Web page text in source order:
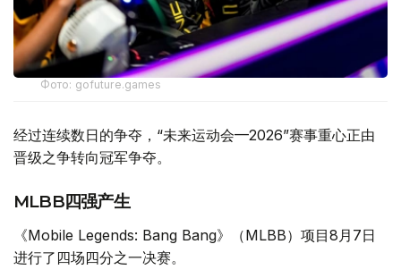
Фото: gofuture.games
经过连续数日的争夺，“未来运动会—2026”赛事重心正由
晋级之争转向冠军争夺。
MLBB四强产生
《Mobile Legends: Bang Bang》（MLBB）项目8月7日
进行了四场四分之一决赛。